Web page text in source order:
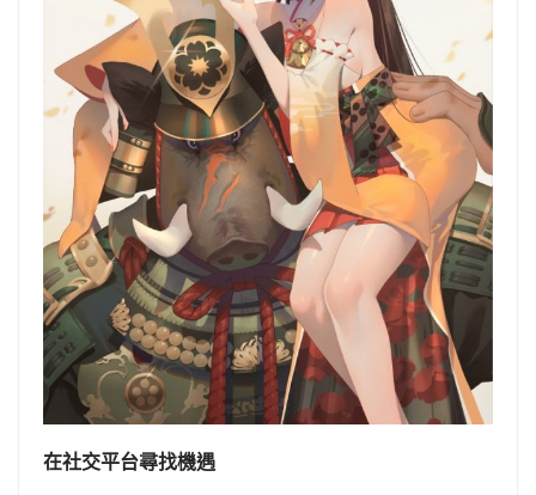
在社交平台尋找機遇